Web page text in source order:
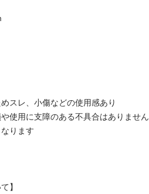
めスレ、小傷などの使用感あり
や使用に支障のある不具合はありません
なります
】